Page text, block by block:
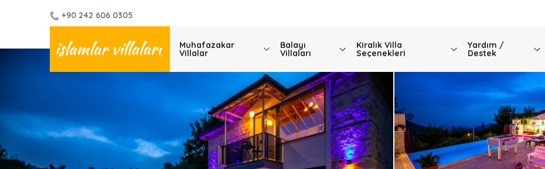
+90 242 606 0305
Muhafazakar
Villalar
Balayı
Villaları
Kiralık Villa
Seçenekleri
Yardım /
Destek